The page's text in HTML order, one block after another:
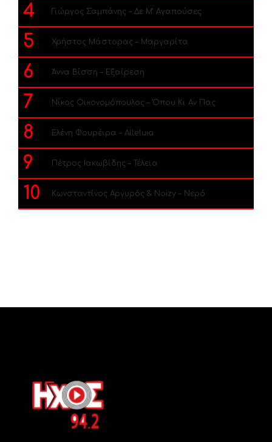
4 Γιώργος Σαμπάνης – Δε Μ’ Αγαπούσες
5 Χρήστος Μάστορας – Μαργαρίτα
6 Άννα Βίσση – Εξαίρεση
7 Νίκος Οικονομόπουλος – Όπου Κι Αν Πας
8 Ελένη Φουρέιρα – Alleluia
9 Πέτρος Ιακωβίδης – Τέλεια
10 Κωνσταντίνος Αργυρός & Noizy – Νερό